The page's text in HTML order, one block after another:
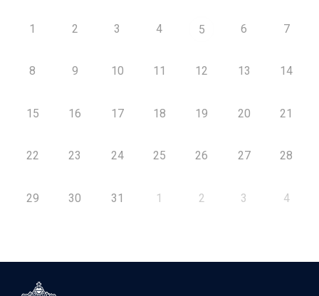
1 2 3 4 5 6 7
8 9 10 11 12 13 14
15 16 17 18 19 20 21
22 23 24 25 26 27 28
29 30 31 1 2 3 4